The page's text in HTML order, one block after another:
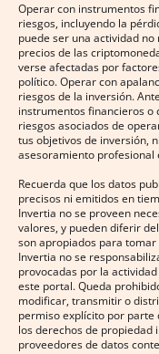
Operar con instrumentos
riesgos, incluyendo la
puede ser una actividad
precios de las
verse afectadas por
político. Operar con
riesgos de la inversión.
instrumentos financieros o
riesgos asociados de
tus objetivos de inversión,
asesoramiento profesional
Recuerda que los datos
precisos ni emitidos en
Invertia no se proveen
valores, y pueden diferir
son apropiados para
Invertia no se
provocadas por la
este portal. Queda
modificar, transmitir o
permiso explícito por parte
los derechos de propiedad
proveedores de datos